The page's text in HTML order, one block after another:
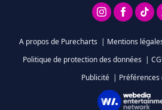
A propos de Purecharts | Mentions
Politique de protection des données |
Publicité | Préférences